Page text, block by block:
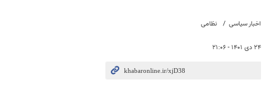
اخبار سیاسی نظامی
۲۴ دی ۱۴۰۱ - ۲۱:۰۶